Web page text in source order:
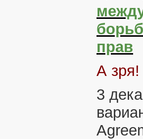
прав
А зря!
3